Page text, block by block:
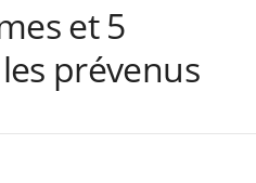
et 5
prévenus